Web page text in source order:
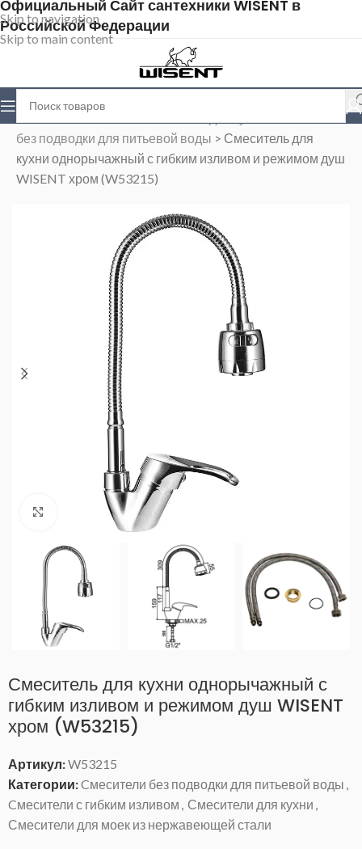
Skip to navigation
Skip to main content
Официальный Сайт сантехники WISENT в
Российской Федерации
Магазин
без подводки для питьевой воды > Смеситель для
кухни однорычажный с гибким изливом и режимом душ
WISENT хром (W53215)
Нажмите, чтобы увеличить
Смеситель для кухни однорычажный с
гибким изливом и режимом душ WISENT
хром (W53215)
Артикул:W53215
Категории:Cмесители без подводки для питьевой воды ,
Cмесители с гибким изливом , Смесители для кухни ,
Смесители для моек из нержавеющей стали